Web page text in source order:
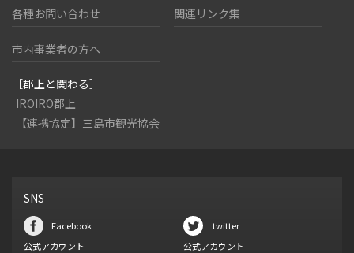
各種お問い合わせ 関連リンク集
市内事業者の方へ
［郡上と関わる］
IROIRO郡上
【連携協定】三島市観光協会
SNS
Facebook
公式アカウント
twitter
公式アカウント